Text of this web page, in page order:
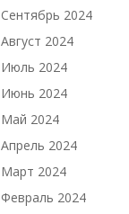
Сентябрь 2024
Август 2024
Июль 2024
Июнь 2024
Май 2024
Апрель 2024
Март 2024
Февраль 2024